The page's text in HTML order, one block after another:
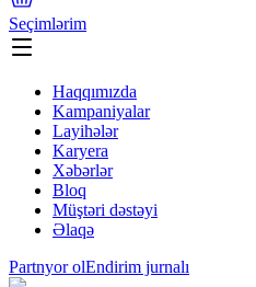
Seçimlərim
Haqqımızda
Kampaniyalar
Layihələr
Karyera
Xəbərlər
Bloq
Müştəri dəstəyi
Əlaqə
Partnyor olEndirim jurnalı